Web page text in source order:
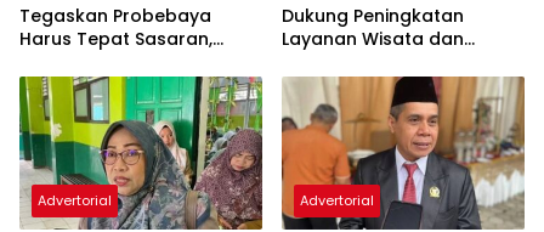
Tegaskan Probebaya
Harus Tepat Sasaran,
Semata
Dukung Peningkatan
Layanan Wisata dan
Advertorial Advertorial